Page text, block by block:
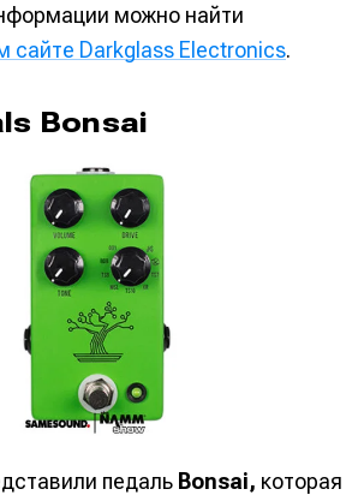
можно найти
сайте Darkglass Electronics.
Bonsai
педаль Bonsai, которая